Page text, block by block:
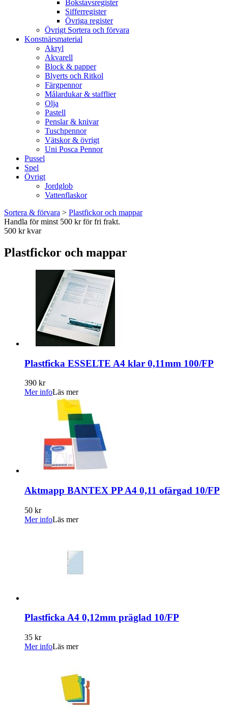
Bokstavsregister
Sifferregister
Övriga register
Övrigt Sortera och förvara
Konstnärsmaterial
Akryl
Akvarell
Block & papper
Blyerts och Ritkol
Färgpennor
Målardukar & stafflier
Olja
Pastell
Penslar & knivar
Tuschpennor
Vätskor & övrigt
Uni Posca Pennor
Pussel
Spel
Övrigt
Jordglob
Vattenflaskor
Sortera & förvara > Plastfickor och mappar
Handla för minst 500 kr för fri frakt.
500 kr kvar
Plastfickor och mappar
Plastficka ESSELTE A4 klar 0,11mm 100/FP
390 kr
Mer infoLäs mer
Aktmapp BANTEX PP A4 0,11 ofärgad 10/FP
50 kr
Mer infoLäs mer
Plastficka A4 0,12mm präglad 10/FP
35 kr
Mer infoLäs mer